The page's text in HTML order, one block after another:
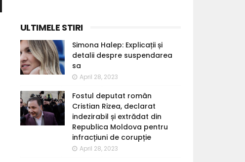
ULTIMELE STIRI
Simona Halep: Explicații și
detalii despre suspendarea
sa
April 28, 2023
Fostul deputat român
Cristian Rizea, declarat
indezirabil și extrădat din
Republica Moldova pentru
infracțiuni de corupție
April 28, 2023